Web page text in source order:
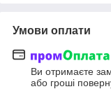
Умови оплати
Ви отримаєте
або гроші